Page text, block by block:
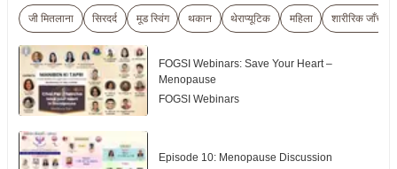
जी मितलाना सिरदर्द मूड स्विंग थकान थेराप्यूटिक महिला शारीरिक जाँच
FOGSI Webinars: Save Your Heart –
Menopause
FOGSI Webinars
Episode 10: Menopause Discussion